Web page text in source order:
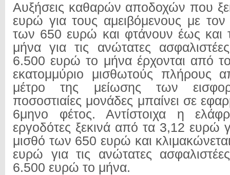
Αυξήσεις καθαρών αποδοχών που
ευρώ για τους αμειβόμενους με
των 650 ευρώ και φτάνουν έως και
μήνα για τις ανώτατες
6.500 ευρώ το μήνα έρχονται από
εκατομμύριο μισθωτούς πλήρους
μέτρο της μείωσης των
ποσοστιαίες μονάδες μπαίνει σε
6μηνο φέτος. Αντίστοιχα η
εργοδότες ξεκινά από τα 3,12 ευρώ
μισθό των 650 ευρώ και
ευρώ για τις ανώτατες
6.500 ευρώ το μήνα.